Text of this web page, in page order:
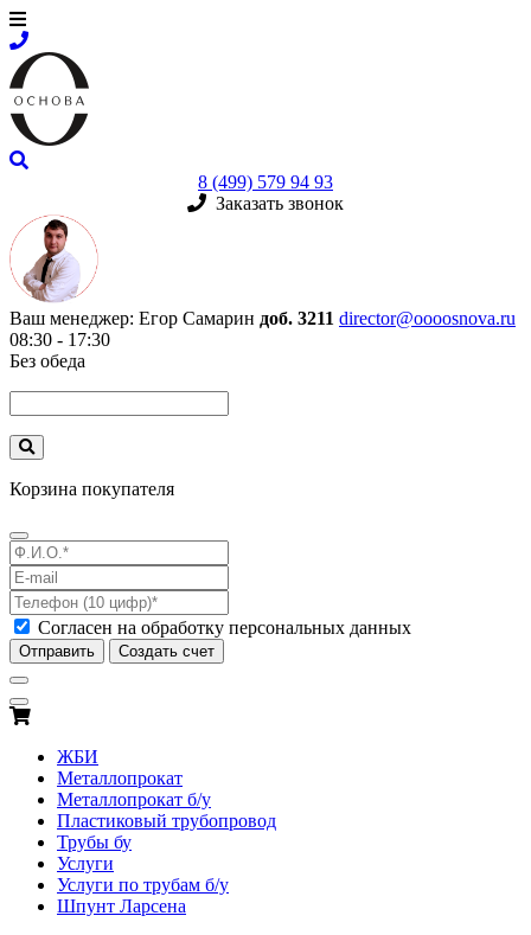
8 (499) 579 94 93
Заказать звонок
Ваш менеджер: Егор Самарин доб. 3211 director@oooosnova.ru
08:30 - 17:30
Без обеда
Корзина покупателя
Согласен на обработку персональных данных
Отправить Создать счет
ЖБИ
Металлопрокат
Металлопрокат б/у
Пластиковый трубопровод
Трубы бу
Услуги
Услуги по трубам б/у
Шпунт Ларсена